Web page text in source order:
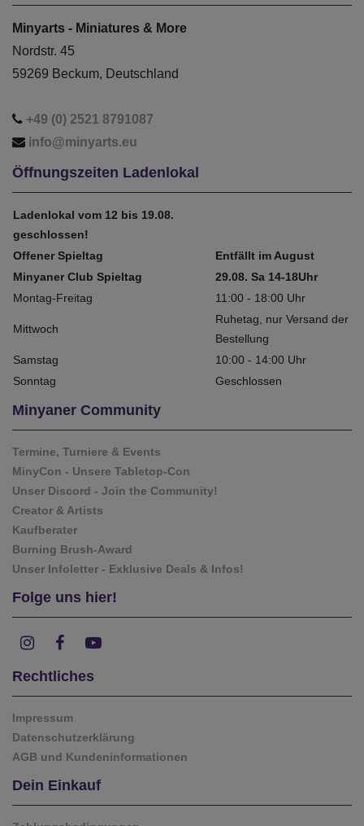
Minyarts - Miniatures & More
Nordstr. 45
59269 Beckum, Deutschland
+49 (0) 2521 8791087
info@minyarts.eu
Öffnungszeiten Ladenlokal
Ladenlokal vom 12 bis 19.08.
geschlossen!
Offener Spieltag
Entfällt im August
Minyaner Club Spieltag
29.08. Sa 14-18Uhr
Montag-Freitag
11:00 - 18:00 Uhr
Mittwoch
Ruhetag, nur Versand der
Bestellung
Samstag
10:00 - 14:00 Uhr
Sonntag
Geschlossen
Minyaner Community
Termine, Turniere & Events
MinyCon - Unsere Tabletop-Con
Unser Discord - Join the Community!
Creator & Artists
Kaufberater
Burning Brush-Award
Unser Infoletter - Exklusive Deals & Infos!
Folge uns hier!
Rechtliches
Impressum
Datenschutzerklärung
AGB und Kundeninformationen
Dein Einkauf